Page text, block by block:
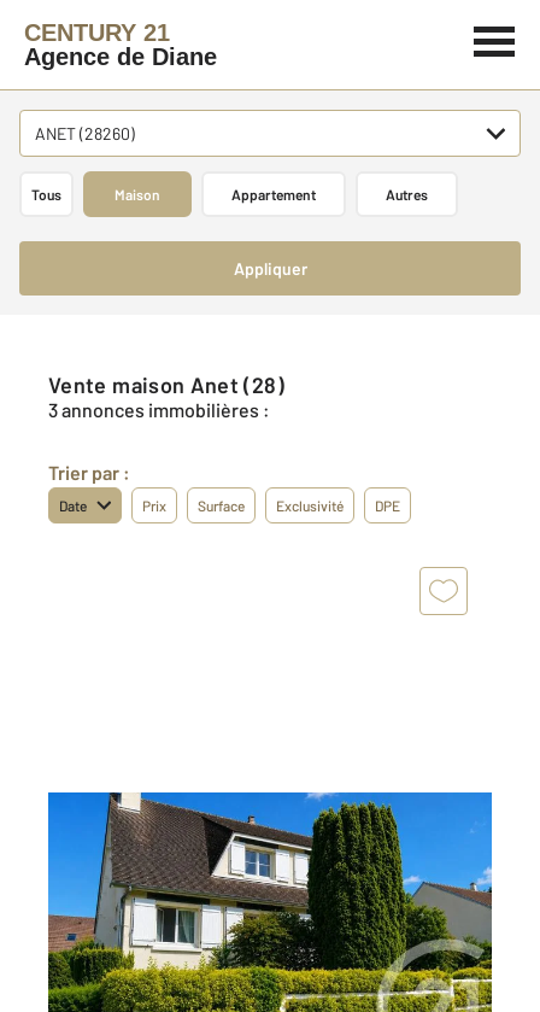
CENTURY 21
Agence de Diane
ANET (28260)
Tous Maison Appartement Autres
Appliquer
Vente maison Anet (28)
3 annonces immobilières :
Trier par :
Date Prix Surface Exclusivité DPE
ANET 28
115,40 m2, 6 pièces
Ref : 1360
Maison à vendre
265 000 €